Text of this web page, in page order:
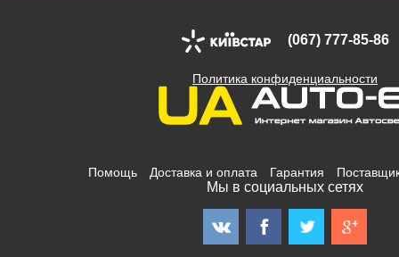
(067) 777-85-86
Политика конфиденциальности
Помощь Доставка и оплата Гарантия
Мы в социальных сетях